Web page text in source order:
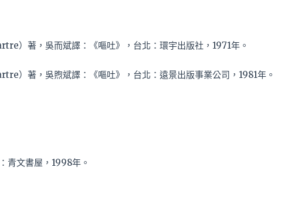
）著，吳而斌譯：《嘔吐》，台北：環宇出版社，1971年。
）著，吳煦斌譯：《嘔吐》，台北：遠景出版事業公司，1981年。
青文書屋，1998年。